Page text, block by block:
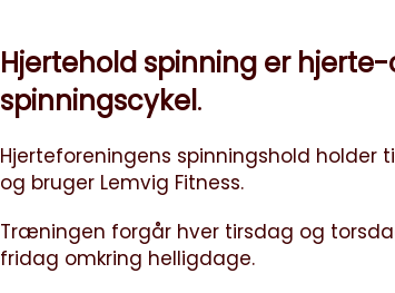
Hjertehold spinning er
spinningscykel.
Hjerteforeningens spinningshold
og bruger Lemvig Fitness.
Træningen forgår hver tirsdag og
fridag omkring helligdage.